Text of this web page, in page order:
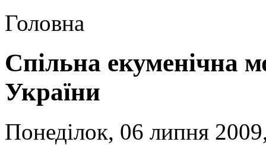
Головна
Спільна екуменічна
України
Понеділок, 06 липня